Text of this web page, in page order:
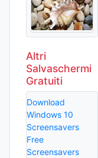
Altri
Salvaschermi
Gratuiti
Download
Windows 10
Screensavers
Free
Screensavers